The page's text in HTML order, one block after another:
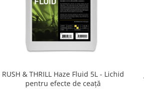
RUSH & THRILL Haze Fluid 5L - Lichid
pentru efecte de ceață